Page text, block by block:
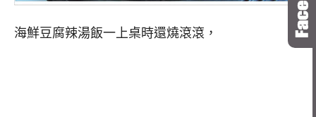
海鮮豆腐辣湯飯一上桌時還燒滾滾，